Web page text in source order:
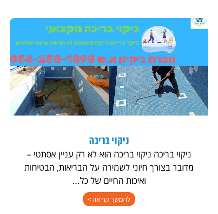
ניקוי בריכה
ניקוי בריכה ניקוי בריכה הוא לא רק עניין אסתטי –
מדובר בצורך חיוני לשמירה על הבריאות, הבטיחות
ואיכות החיים של כל...
להמשך קריאה >